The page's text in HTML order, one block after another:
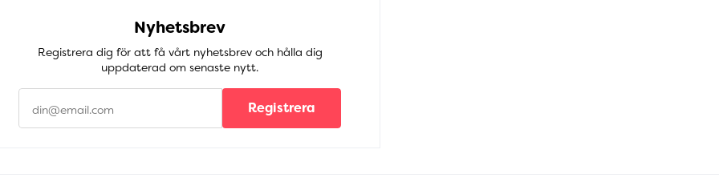
Nyhetsbrev
Registrera dig för att få vårt nyhetsbrev och hålla dig
uppdaterad om senaste nytt.
Registrera